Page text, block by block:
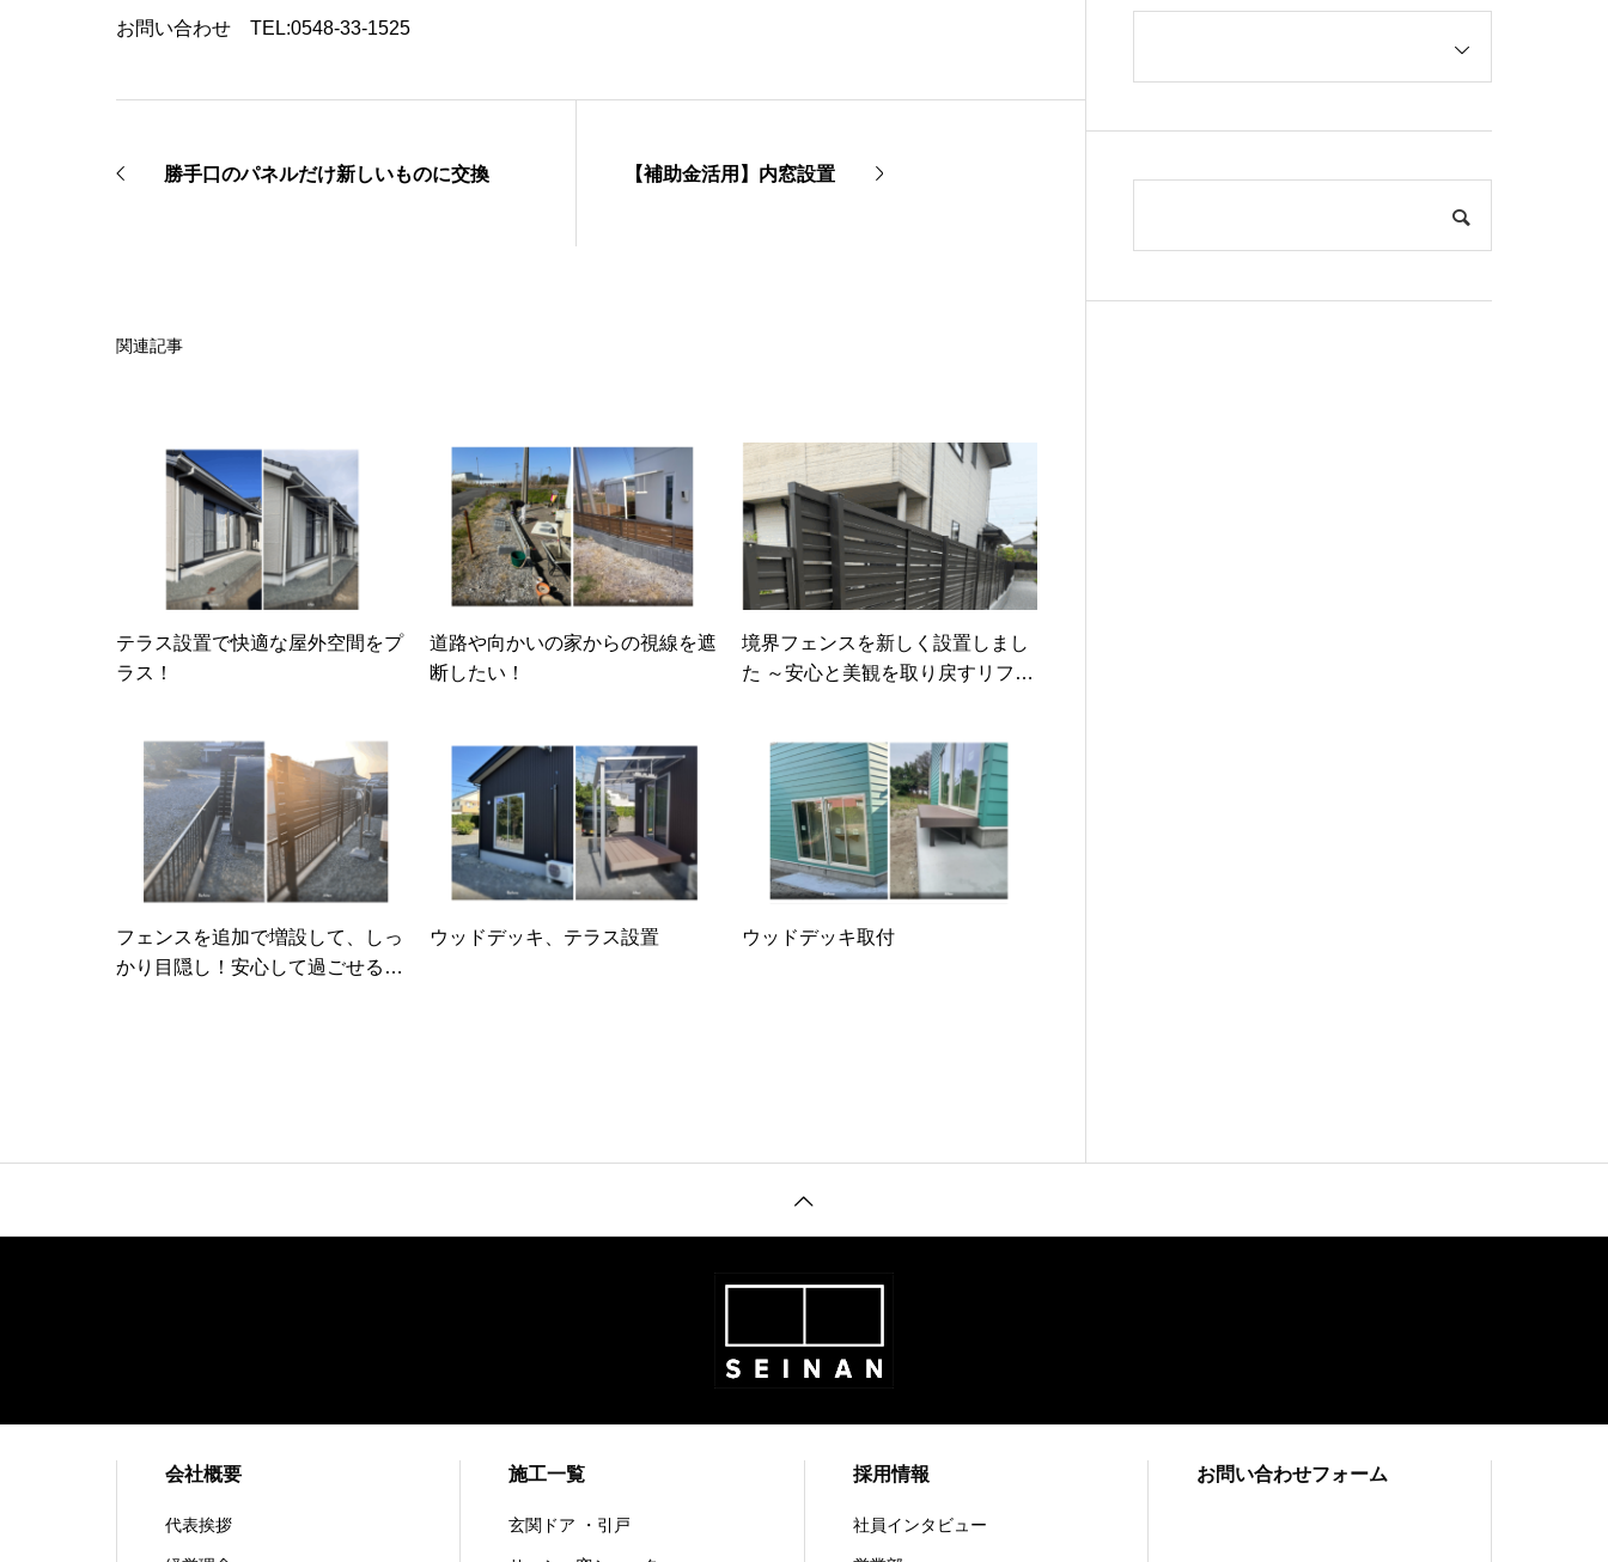
お問い合わせ TEL:0548-33-1525
勝手口のパネルだけ新しいものに交換 【補助金活用】内窓設置
関連記事
テラス設置で快適な屋外空間をプ
ラス！
道路や向かいの家からの視線を遮
断したい！
境界フェンスを新しく設置しまし
た ～安心と美観を取り戻すリフォ
フェンスを追加で増設して、しっ
かり目隠し！安心して過ごせるお
ウッドデッキ、テラス設置 ウッドデッキ取付
会社概要
代表挨拶
施工一覧
玄関ドア ・引戸
採用情報
社員インタビュー
お問い合わせフォーム